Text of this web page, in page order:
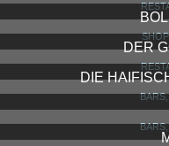
DER
DIE